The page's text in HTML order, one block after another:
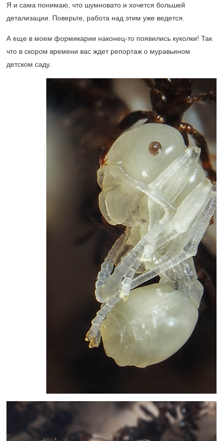
Я и сама понимаю, что шумновато и хочется большей
детализации. Поверьте, работа над этим уже ведется.
А еще в моем формикарии наконец-то появились куколки! Так
что в скором времени вас ждет репортаж о муравьином
детском саду.